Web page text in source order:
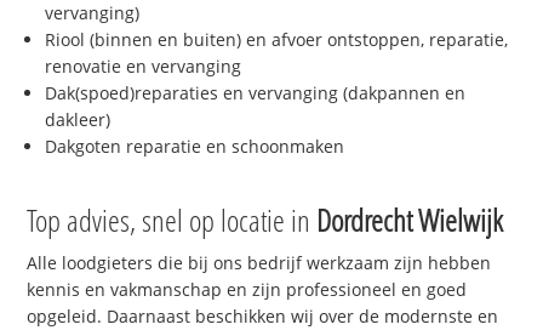
vervanging)
Riool (binnen en buiten) en afvoer ontstoppen, reparatie,
renovatie en vervanging
Dak(spoed)reparaties en vervanging (dakpannen en
dakleer)
Dakgoten reparatie en schoonmaken
Top advies, snel op locatie in Dordrecht Wielwijk
Alle loodgieters die bij ons bedrijf werkzaam zijn hebben
kennis en vakmanschap en zijn professioneel en goed
opgeleid. Daarnaast beschikken wij over de modernste en